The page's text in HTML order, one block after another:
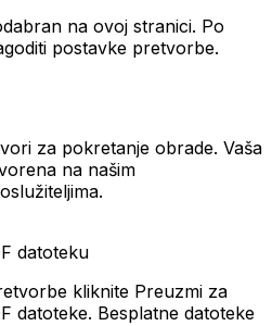
na ovoj stranici. Po
postavke pretvorbe.
za pokretanje obrade. Vaša
na našim
datoteku
kliknite Preuzmi za
datoteke. Besplatne datoteke